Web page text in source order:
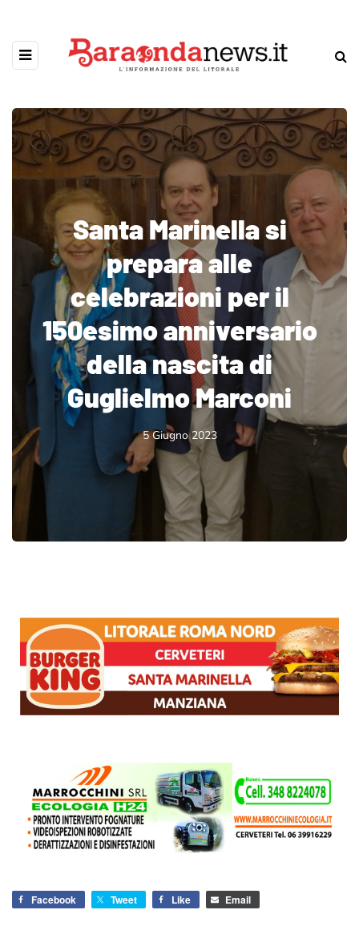
Santa Marinella si
prepara alle
celebrazioni per il
150esimo anniversario
della nascita di
Guglielmo Marconi
5 Giugno 2023
Facebook Tweet Like Email